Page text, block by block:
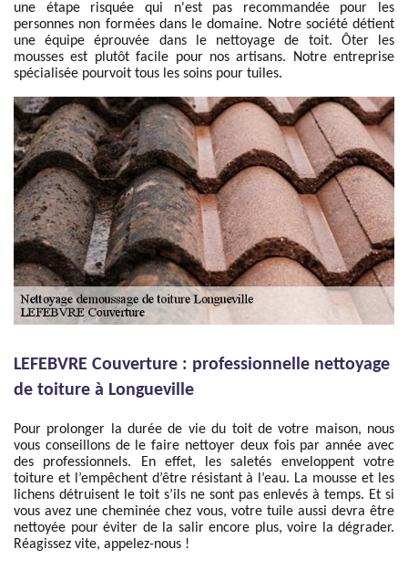
une étape risquée qui n'est pas recommandée pour les
personnes non formées dans le domaine. Notre société détient
une équipe éprouvée dans le nettoyage de toit. Ôter les
mousses est plutôt facile pour nos artisans. Notre entreprise
spécialisée pourvoit tous les soins pour tuiles.
LEFEBVRE Couverture : professionnelle nettoyage
de toiture à Longueville
Pour prolonger la durée de vie du toit de votre maison, nous
vous conseillons de le faire nettoyer deux fois par année avec
des professionnels. En effet, les saletés enveloppent votre
toiture et l’empêchent d’être résistant à l’eau. La mousse et les
lichens détruisent le toit s’ils ne sont pas enlevés à temps. Et si
vous avez une cheminée chez vous, votre tuile aussi devra être
nettoyée pour éviter de la salir encore plus, voire la dégrader.
Réagissez vite, appelez-nous !